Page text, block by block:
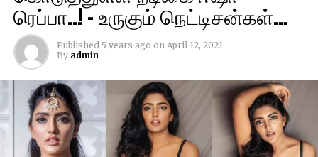
ரெப்பா..! – உருகும் நெட்டிசன்கள்…
Published 5 years ago on April 12, 2021
By admin